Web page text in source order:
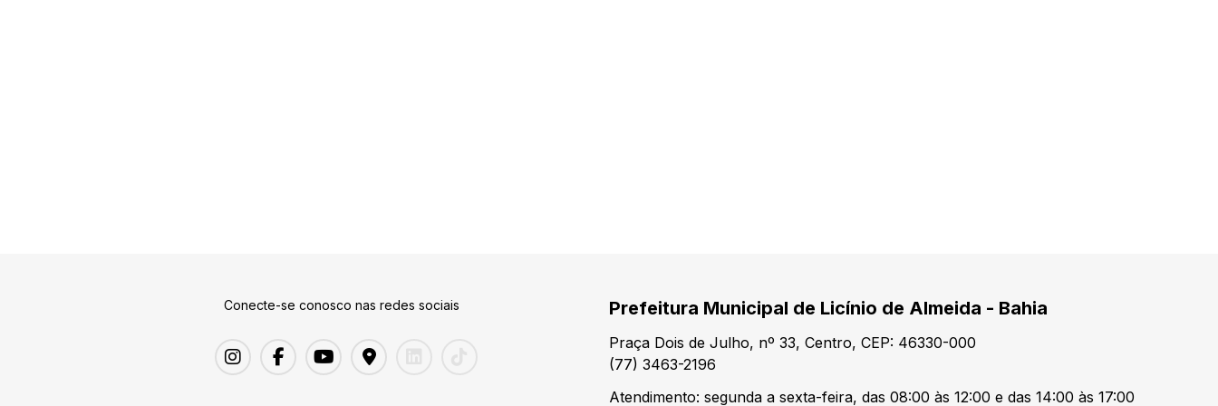
Conecte-se conosco nas redes sociais Prefeitura Municipal de Licínio de Almeida - Bahia
Praça Dois de Julho, nº 33, Centro, CEP: 46330-000
(77) 3463-2196
Atendimento: segunda a sexta-feira, das 08:00 às 12:00 e das 14:00 às 17:00